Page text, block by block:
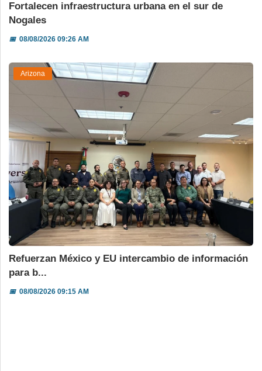
Fortalecen infraestructura urbana en el sur de
Nogales
📅08/08/2026 09:26 AM
Arizona
Refuerzan México y EU intercambio de información
para b...
📅08/08/2026 09:15 AM